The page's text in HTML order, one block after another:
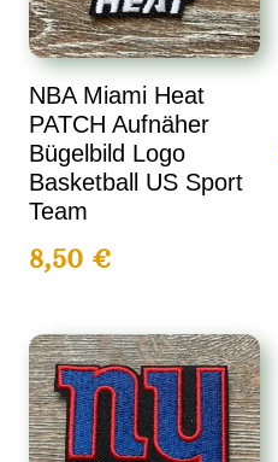
NBA Miami Heat
PATCH Aufnäher
Bügelbild Logo
Basketball US Sport
Team
8,50€